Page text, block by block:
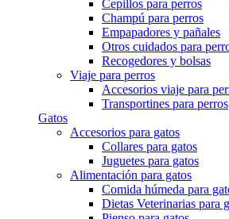
Cepillos para perros
Champú para perros
Empapadores y pañales
Otros cuidados para
Recogedores y bolsas
Viaje para perros
Accesorios viaje para
Transportines para perros
Gatos
Accesorios para gatos
Collares para gatos
Juguetes para gatos
Alimentación para gatos
Comida húmeda para
Dietas Veterinarias para